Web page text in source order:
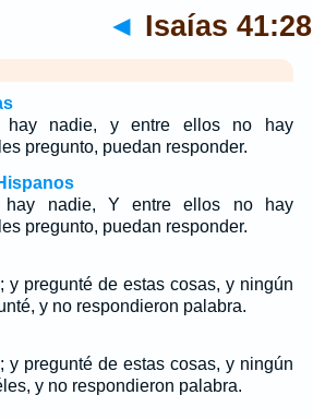
◄ Isaías 41:28
hay nadie, y entre ellos no hay
pregunto, puedan responder.
hay nadie, Y entre ellos no hay
pregunto, puedan responder.
y pregunté de estas cosas, y ningún
y no respondieron palabra.
y pregunté de estas cosas, y ningún
y no respondieron palabra.